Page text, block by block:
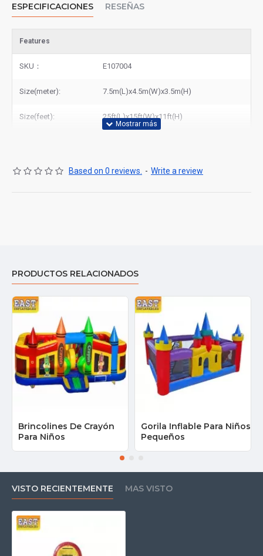
ESPECIFICACIONES RESEÑAS
Features
SKU： E107004
Size(meter): 7.5m(L)x4.5m(W)x3.5m(H)
Size(feet): 25ft(L)x15ft(W)x11ft(H)
Based on 0 reviews. - Write a review
PRODUCTOS RELACIONADOS
Brincolines De Crayón
Para Niños
Gorila Inflable Para Niños
Pequeños
VISTO RECIENTEMENTE MAS VISTO